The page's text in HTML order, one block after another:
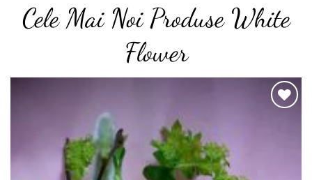
Cele Mai Noi Produse White
Flower